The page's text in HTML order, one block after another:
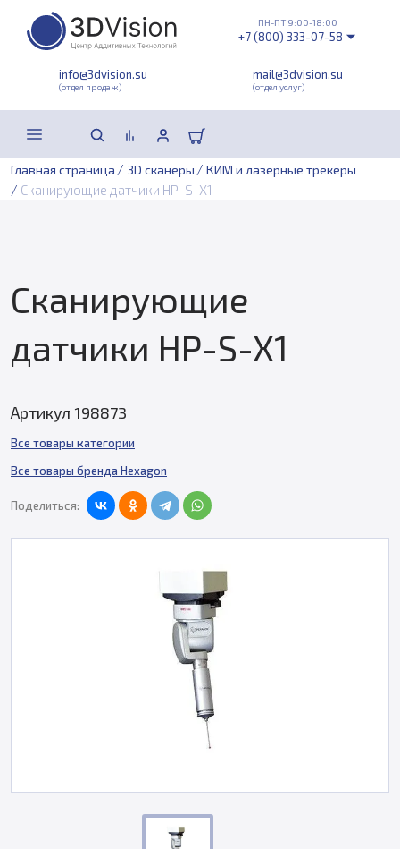
info@3dvision.su
(отдел продаж)
mail@3dvision.su
(отдел услуг)
ПН-ПТ 9:00-18:00
+7 (800) 333-07-58
Главная страница / 3D сканеры / КИМ и лазерные трекеры
/ Сканирующие датчики HP-S-X1
Сканирующие
датчики HP-S-X1
Артикул 198873
Все товары категории
Все товары бренда Hexagon
Поделиться: